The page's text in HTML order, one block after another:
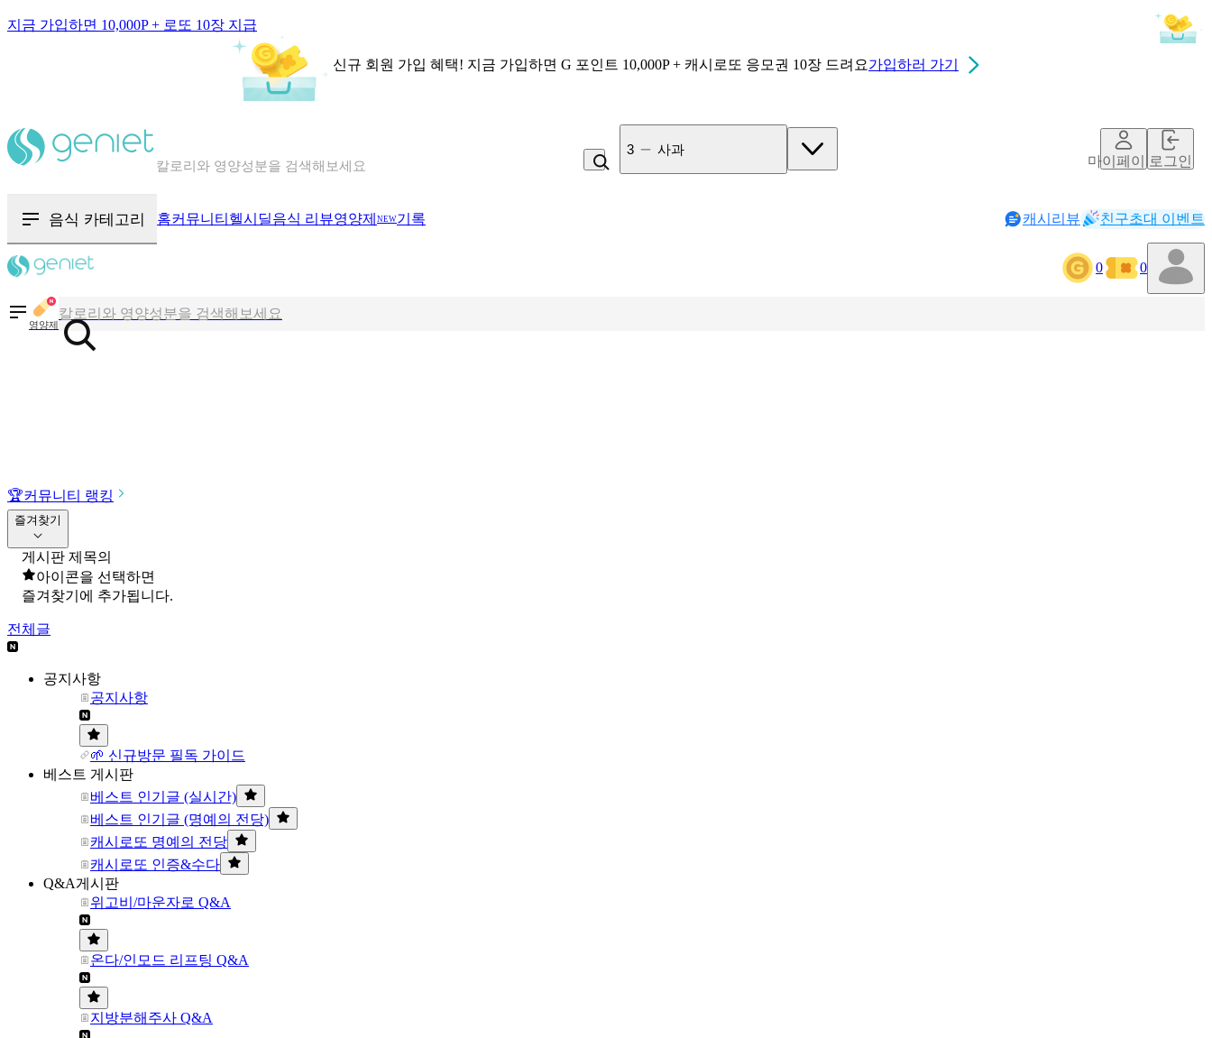
지금 가입하면 10,000P + 로또 10장 지급
신규 회원 가입 혜택! 지금 가입하면 G 포인트 10,000P + 캐시로또 응모권 10장 드려요가입하러 가기
칼로리와 영양성분을 검색해보세요
4 라면
마이페이지로그인
음식 카테고리 홈커뮤니티 헬시딜음식 리뷰영양제 NEW기록 캐시리뷰 친구초대 이벤트
0 0
영양제
칼로리와 영양성분을 검색해보세요
혈당 · 다이어트 음식 검색해보세요
🏆커뮤니티 랭킹
즐겨찾기
게시판 제목의
아이콘을 선택하면
즐겨찾기에 추가됩니다.
전체글
공지사항
공지사항
🌱 신규방문 필독 가이드
베스트 게시판
베스트 인기글 (실시간)
베스트 인기글 (명예의 전당)
캐시로또 명예의 전당
캐시로또 인증&수다
Q&A게시판
위고비/마운자로 Q&A
온다/인모드 리프팅 Q&A
지방분해주사 Q&A